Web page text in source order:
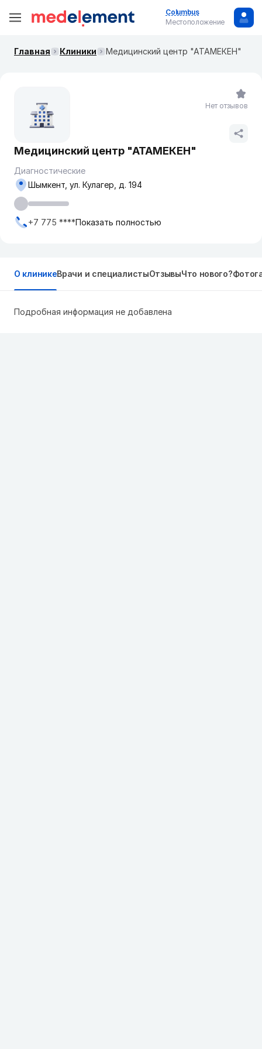
Columbus
Местоположение
Главная Клиники Медицинский центр "АТАМЕКЕН"
Медицинский центр "АТАМЕКЕН"
Диагностические
Шымкент, ул. Кулагер, д. 194
+7 775 ****Показать полностью
Нет отзывов
О клиникеВрачи и специалистыОтзывыЧто нового?
Подробная информация не добавлена